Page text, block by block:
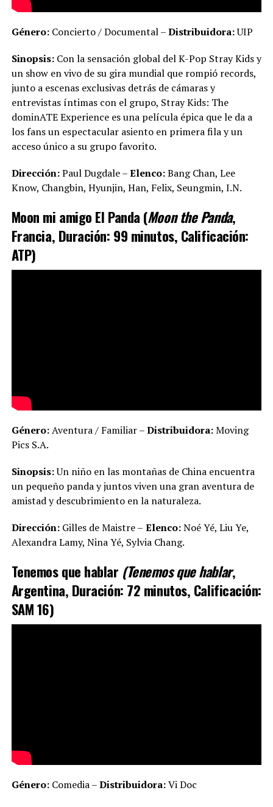
Género:Concierto / Documental –Distribuidora:UIP
Sinopsis:Con la sensación global del K-Pop Stray Kids y
un show en vivo de su gira mundial que rompió records,
junto a escenas exclusivas detrás de cámaras y
entrevistas íntimas con el grupo, Stray Kids: The
dominATE Experience es una película épica que le da a
los fans un espectacular asiento en primera fila y un
acceso único a su grupo favorito.
Dirección:Paul Dugdale –Elenco:Bang Chan, Lee
Know, Changbin, Hyunjin, Han, Felix, Seungmin, I.N.
Moon mi amigo El Panda (Moon the Panda,
Francia, Duración: 99 minutos, Calificación:
ATP)
Género:Aventura / Familiar –Distribuidora:Moving
Pics S.A.
Sinopsis:Un niño en las montañas de China encuentra
un pequeño panda y juntos viven una gran aventura de
amistad y descubrimiento en la naturaleza.
Dirección:Gilles de Maistre – Elenco:Noé Yé, Liu Ye,
Alexandra Lamy, Nina Yé, Sylvia Chang.
Tenemos que hablar (Tenemos que hablar,
Argentina, Duración: 72 minutos, Calificación:
SAM 16)
Género:Comedia –Distribuidora:Vi Doc